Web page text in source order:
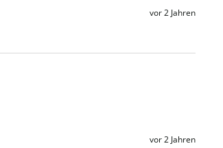
vor 2 Jahren
vor 2 Jahren